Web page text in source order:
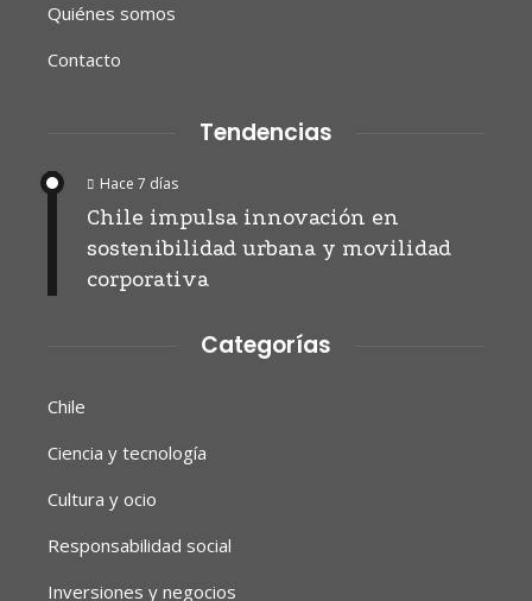
Quiénes somos
Contacto
Tendencias
Hace 7 días
Chile impulsa innovación en
sostenibilidad urbana y movilidad
corporativa
Categorías
Chile
Ciencia y tecnología
Cultura y ocio
Responsabilidad social
Inversiones y negocios